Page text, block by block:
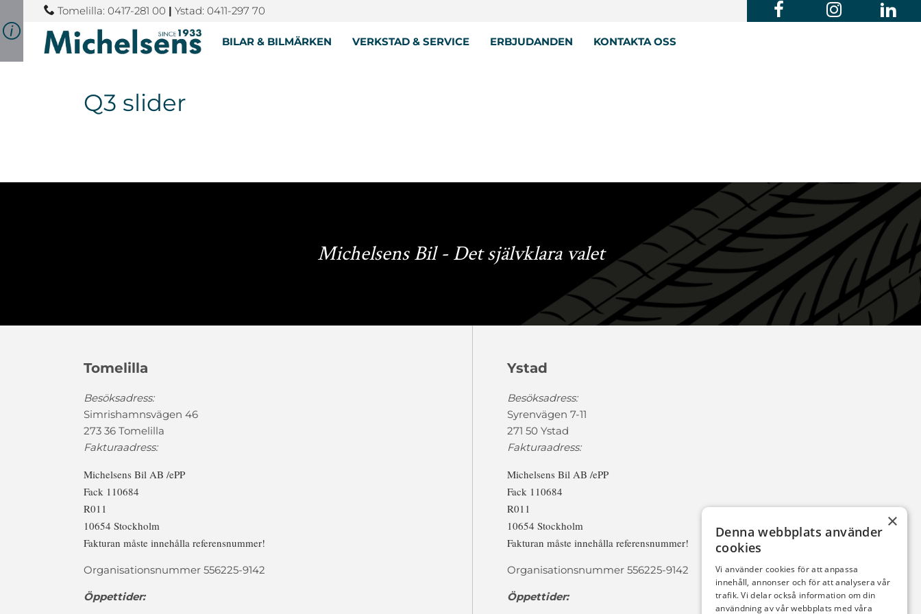
Tomelilla: 0417-281 00 | Ystad: 0411-297 70
BILAR & BILMÄRKEN VERKSTAD & SERVICE ERBJUDANDEN KONTAKTA OSS
Q3 slider
Michelsens Bil - Det självklara valet
Tomelilla
Besöksadress:
Simrishamnsvägen 46
273 36 Tomelilla
Fakturaadress:
Michelsens Bil AB /ePP
Fack 110684
R011
10654 Stockholm
Fakturan måste innehålla referensnummer!
Organisationsnummer 556225-9142
Öppettider:
Ystad
Besöksadress:
Syrenvägen 7-11
271 50 Ystad
Fakturaadress:
Michelsens Bil AB /ePP
Fack 110684
R011
10654 Stockholm
Fakturan måste innehålla referensnummer!
Organisationsnummer 556225-9142
Öppettider:
×
Denna webbplats använder
cookies
Vi använder cookies för att anpassa
innehåll, annonser och för att analysera vår
trafik. Vi delar också information om din
användning av vår webbplats med våra